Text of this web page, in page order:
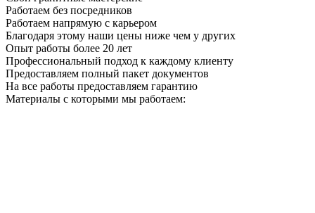
Работаем без посредников
Работаем напрямую с карьером
Благодаря этому наши цены ниже чем у других
Опыт работы более 20 лет
Профессиональный подход к каждому клиенту
Предоставляем полный пакет документов
На все работы предоставляем гарантию
Материалы с которыми мы работаем: